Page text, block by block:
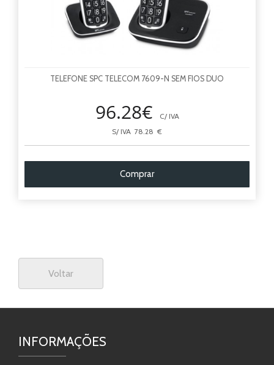
TELEFONE SPC TELECOM 7609-N SEM FIOS DUO
96.28€
C/ IVA
S/ IVA 78.28 €
Comprar
Voltar
INFORMAÇÕES